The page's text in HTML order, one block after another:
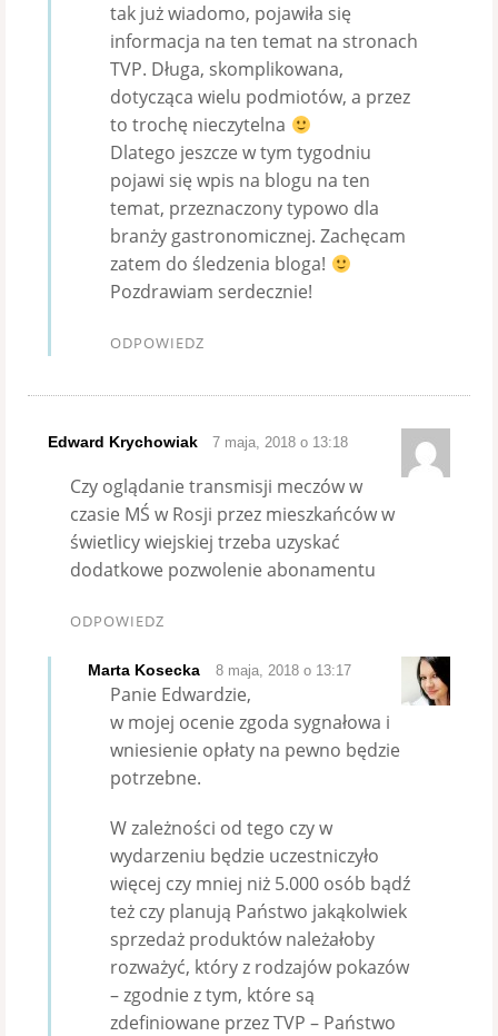
tak już wiadomo, pojawiła się
informacja na ten temat na stronach
TVP. Długa, skomplikowana,
dotycząca wielu podmiotów, a przez
to trochę nieczytelna
Dlatego jeszcze w tym tygodniu
pojawi się wpis na blogu na ten
temat, przeznaczony typowo dla
branży gastronomicznej. Zachęcam
zatem do śledzenia bloga!
Pozdrawiam serdecznie!
ODPOWIEDZ
Edward Krychowiak 7 maja, 2018 o 13:18
Czy oglądanie transmisji meczów w
czasie MŚ w Rosji przez mieszkańców w
świetlicy wiejskiej trzeba uzyskać
dodatkowe pozwolenie abonamentu
ODPOWIEDZ
Marta Kosecka 8 maja, 2018 o 13:17
Panie Edwardzie,
w mojej ocenie zgoda sygnałowa i
wniesienie opłaty na pewno będzie
potrzebne.
W zależności od tego czy w
wydarzeniu będzie uczestniczyło
więcej czy mniej niż 5.000 osób bądź
też czy planują Państwo jakąkolwiek
sprzedaż produktów należałoby
rozważyć, który z rodzajów pokazów
– zgodnie z tym, które są
zdefiniowane przez TVP – Państwo